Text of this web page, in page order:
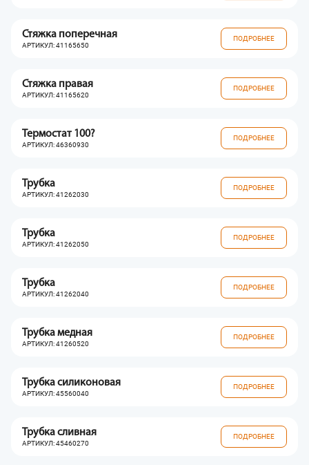
Стяжка поперечная
АРТИКУЛ: 41165650
ПОДРОБНЕЕ
Стяжка правая
АРТИКУЛ: 41165620
ПОДРОБНЕЕ
Термостат 100?
АРТИКУЛ: 46360930
ПОДРОБНЕЕ
Трубка
АРТИКУЛ: 41262030
ПОДРОБНЕЕ
Трубка
АРТИКУЛ: 41262050
ПОДРОБНЕЕ
Трубка
АРТИКУЛ: 41262040
ПОДРОБНЕЕ
Трубка медная
АРТИКУЛ: 41260520
ПОДРОБНЕЕ
Трубка силиконовая
АРТИКУЛ: 45560040
ПОДРОБНЕЕ
Трубка сливная
АРТИКУЛ: 45460270
ПОДРОБНЕЕ